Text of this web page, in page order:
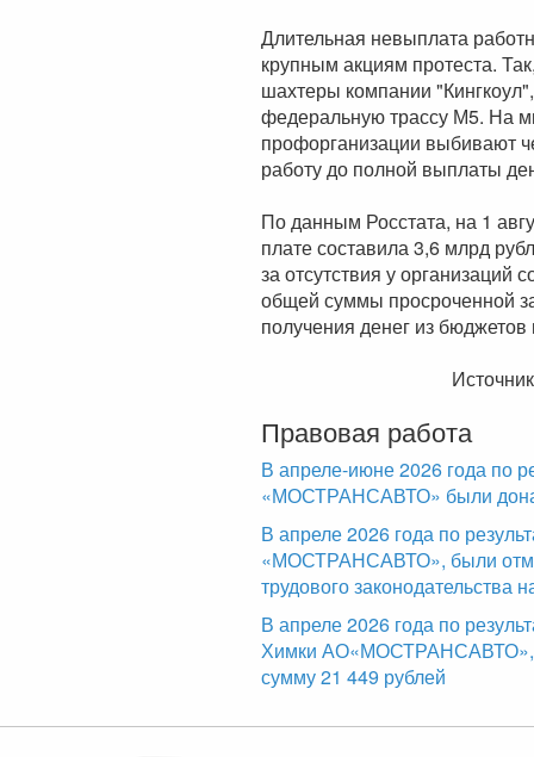
Длительная невыплата
крупным акциям протеста.
шахтеры компании
федеральную трассу М5. На
профорганизации выбивают
работу до полной выплаты
По данным Росстата, на 1
плате составила 3,6 млрд
за отсутствия у организаций
общей суммы просроченной
получения денег из
Правовая работа
В апреле-июне 2026 года по
«МОСТРАНСАВТО» были
В апреле 2026 года по
«МОСТРАНСАВТО», были
трудового
В апреле 2026 года по
Химки АО«МОСТРАНСАВТО»,
сумму 21 449 рублей